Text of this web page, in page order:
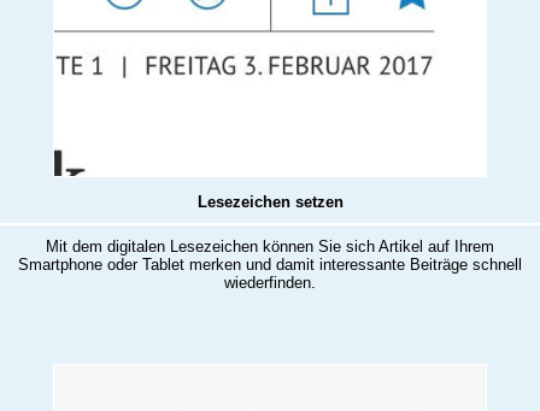
Lesezeichen setzen
Mit dem digitalen Lesezeichen können Sie sich Artikel auf Ihrem
Smartphone oder Tablet merken und damit interessante Beiträge schnell
wiederfinden.